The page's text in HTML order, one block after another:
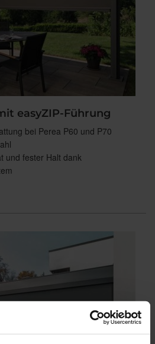
easyZIP-Führung
bei Perea P60 und P70
und fester Halt dank